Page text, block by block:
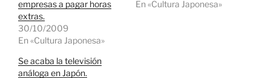
empresas a pagar horas
extras.
30/10/2009
En «Cultura Japonesa»
En «Cultura Japonesa»
Se acaba la televisión
análoga en Japón.